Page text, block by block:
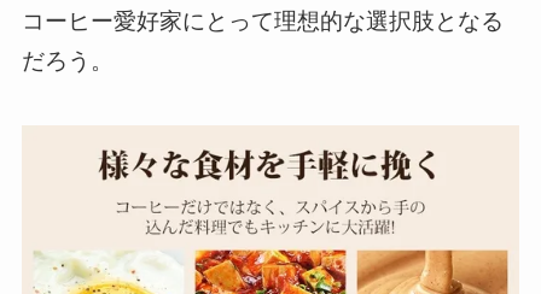
コーヒー愛好家にとって理想的な選択肢となる
だろう。